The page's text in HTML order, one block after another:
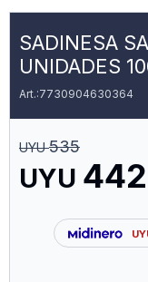
SADINESA
UNIDADES
7730904630364
UYU 442
UYU 535